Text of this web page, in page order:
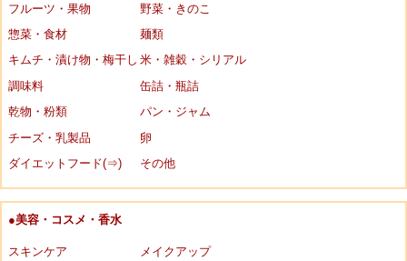
フルーツ・果物
野菜・きのこ
惣菜・食材
麺類
キムチ・漬け物・梅干し 米・雑穀・シリアル
調味料
缶詰・瓶詰
乾物・粉類
パン・ジャム
チーズ・乳製品
卵
ダイエットフード(⇒)
その他
●美容・コスメ・香水
スキンケア
メイクアップ